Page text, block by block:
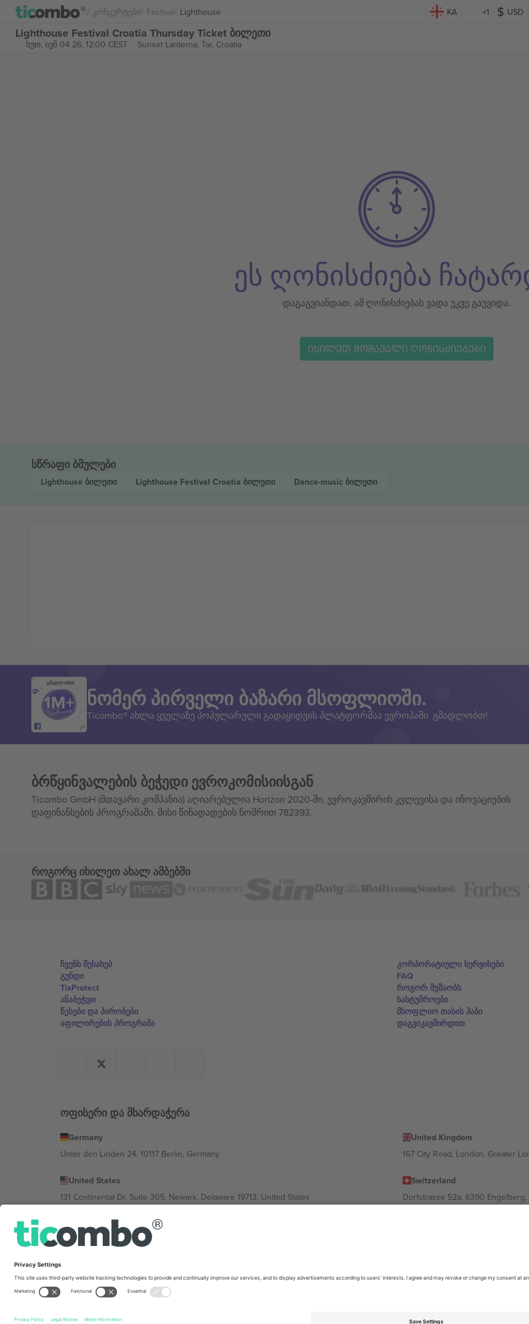
Კონცერტები Festival Lighthouse KA +1 USD
Lighthouse Festival Croatia Thursday Ticket ბილეთი
ხუთ, ივნ 04 26, 12:00 CEST Sunset Lanterna, Tar, Croatia
ეს ღონისძიება
დაგაგვიანდათ, ამ ღონისძიებას ვადა უკვე გაუვიდა.
ᲘᲮᲘᲚᲔᲗ ᲛᲝᲛᲐᲕᲐᲚᲘ ᲦᲝᲜᲘᲡᲫᲘᲔᲑᲔᲑᲘ
სწრაფი ბმულები
Lighthouse ბილეთი Lighthouse Festival Croatia ბილეთი Dance-music ბილეთი
გმადლობთ!
ნომერ პირველი ბაზარი მსოფლიოში.
Ticombo® ახლა ყველაზე პოპულარული გადაყიდვის პლატფორმაა ევროპაში. გმადლობთ!
ბრწყინვალების ბეჭედი ევროკომისიისგან
Ticombo GmbH (მთავარი კომპანია) აღიარებულია Horizon 2020-ში, ევროკავშირის კვლევისა და ინოვაციების
დაფინანსების პროგრამაში, მისი წინადადების ნომრით 782393.
როგორც იხილეთ ახალ ამბებში
ჩვენს შესახებ
გუნდი
TixProtect
ანაბეჭდი
წესები და პირობები
აფილირების პროგრამა
კორპორატიული სერვისები
FAQ
როგორ მუშაობს
სასტუმროები
მსოფლიო თასის ჰაბი
დაგვიკავშირდით
ოფისერი და მხარდაჭერა
Germany
Unter den Linden 24, 10117 Berlin, Germany
United Kingdom
167 City Road, London, Greater
United States
131 Continental Dr, Suite 305, Newark, Delaware 19713, United States
Switzerland
Dorfstrasse 52a, 6390
Bulgaria
Regus Sofia City West, bul Totleben 53-55, 1606 Sofia, Bulgaria
Av Chapultepec 360, Roma Norte, Cuauhtémoc, 06700 Ciudad de México, CDMX, Mexico
კონკრეტული პირობები.,